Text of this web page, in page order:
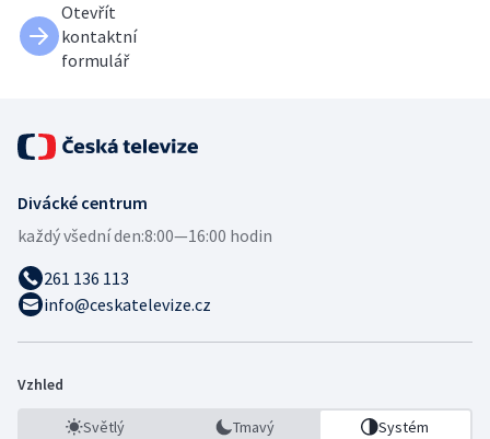
Otevřít
kontaktní
formulář
Divácké centrum
každý všední den:8:00—16:00 hodin
261 136 113
info@ceskatelevize.cz
Vzhled
Světlý Tmavý Systém